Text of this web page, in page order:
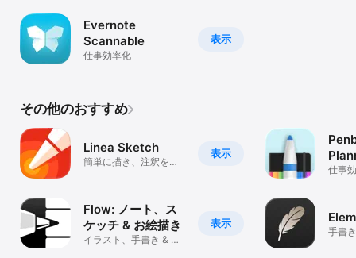
表示
Evernote
Scannable
仕事効率化
その他のおすすめ
表示
Linea Sketch
簡単に描き、注釈をつ
表示
Flow: ノート、ス
ケッチ & お絵描き
イラスト、手書き & ス
仕事
手書